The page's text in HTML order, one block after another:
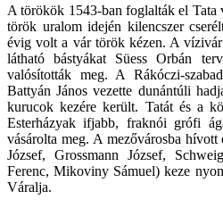
A törökök 1543-ban foglalták el Tata
török uralom idején kilencszer
évig volt a vár török kézen. A vízivár
látható bástyákat Süess Orbán
valósították meg. A Rákóczi-
Battyán János vezette dunántúli
kurucok kezére került. Tatát és a
Esterházyak ifjabb, fraknói grófi
vásárolta meg. A mezővárosba
József, Grossmann József,
Ferenc, Mikoviny Sámuel) keze
Váralja.